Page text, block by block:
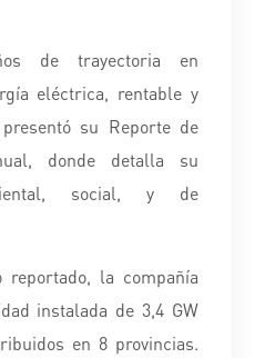
de trayectoria en
eléctrica, rentable y
su Reporte de
donde detalla su
social, y de
la compañía
instalada de 3,4 GW
en 8 provincias.